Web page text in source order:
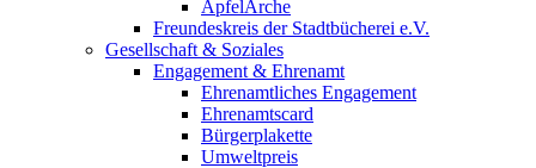
ApfelArche
Freundeskreis der Stadtbücherei e.V.
Gesellschaft & Soziales
Engagement & Ehrenamt
Ehrenamtliches Engagement
Ehrenamtscard
Bürgerplakette
Umweltpreis